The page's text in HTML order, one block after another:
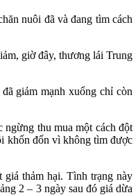
nuôi đã và đang tìm cách
giờ đây, thương lái Trung
giảm mạnh xuống chỉ còn
thu mua một cách đột
khốn đốn vì không tìm được
giá thảm hại. Tình trạng này
2 – 3 ngày sau đó giá dừa